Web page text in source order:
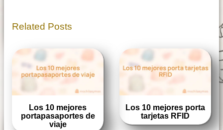
Related Posts
Los 10 mejores
portapasaportes de
viaje
Los 10 mejores porta
tarjetas RFID